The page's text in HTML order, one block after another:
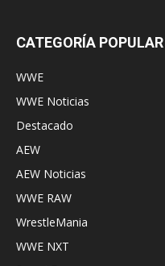
CATEGORÍA POPULAR
WWE
WWE Noticias
Destacado
AEW
AEW Noticias
WWE RAW
WrestleMania
WWE NXT